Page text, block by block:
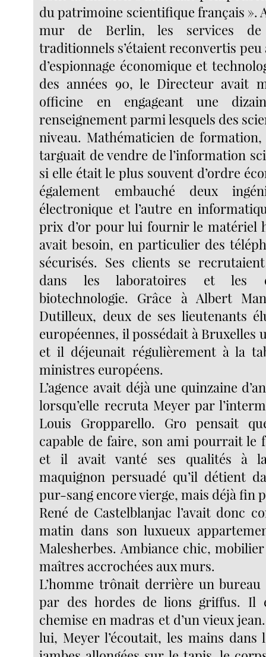
du patrimoine scientifique français ».
mur de Berlin, les services de
traditionnels s’étaient reconvertis peu
d’espionnage économique et
des années 90, le Directeur avait
officine en engageant une
renseignement parmi lesquels des
niveau. Mathématicien de formation,
targuait de vendre de l’information
si elle était le plus souvent d’ordre
également embauché deux
électronique et l’autre en
prix d’or pour lui fournir le matériel
avait besoin, en particulier des
sécurisés. Ses clients se
dans les laboratoires et les
biotechnologie. Grâce à Albert
Dutilleux, deux de ses lieutenants
européennes, il possédait à Bruxelles
et il déjeunait régulièrement à la
ministres européens.
L’agence avait déjà une quinzaine
lorsqu’elle recruta Meyer par
Louis Gropparello. Gro pensait
capable de faire, son ami pourrait le
et il avait vanté ses qualités à
maquignon persuadé qu’il détient
pur-sang encore vierge, mais déjà fin
René de Castelblanjac l’avait donc
matin dans son luxueux
Malesherbes. Ambiance chic,
maîtres accrochées aux murs.
L’homme trônait derrière un
par des hordes de lions griffus. Il
chemise en madras et d’un vieux
lui, Meyer l’écoutait, les mains dans